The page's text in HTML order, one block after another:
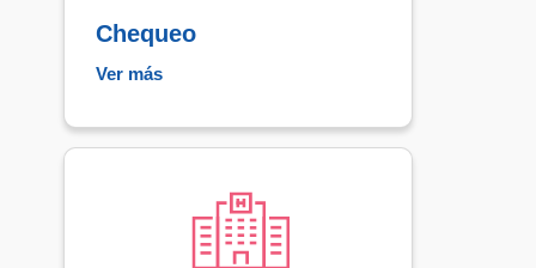
Chequeo
Ver más